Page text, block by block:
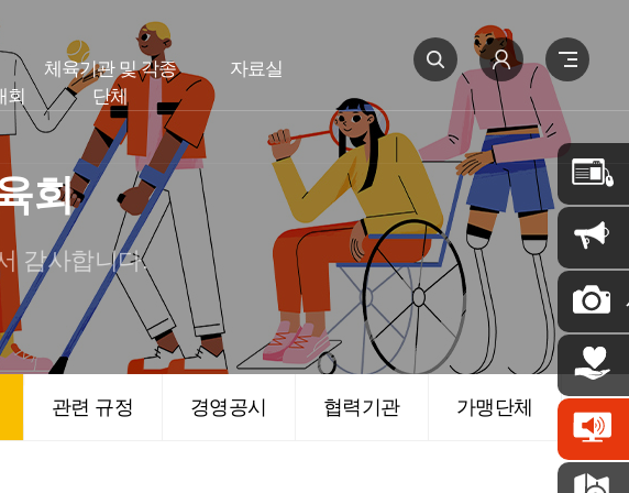
회
체육기관 및 각종
단체
자료실
회
감사합니다.
관련 규정 경영공시 협력기관 가맹단체 찾